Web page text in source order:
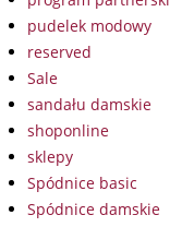
pudelek modowy
reserved
Sale
sandału damskie
shoponline
sklepy
Spódnice basic
Spódnice damskie